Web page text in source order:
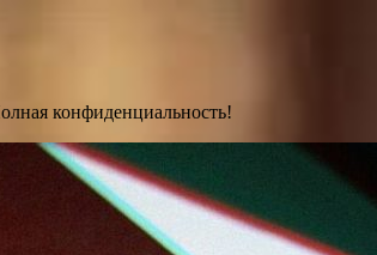
конфиденциальность!